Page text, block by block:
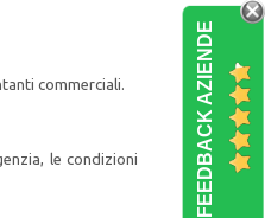
FEEDBACK AZIENDE
commerciali.
le condizioni